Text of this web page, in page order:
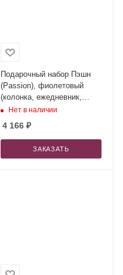
Подарочный набор Пэшн
(Passion), фиолетовый
(колонка, ежедневник,
ручка)
Нет в наличии
4 166₽
ЗАКАЗАТЬ